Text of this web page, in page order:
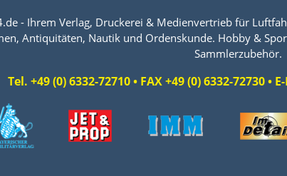
- Ihrem Verlag, Druckerei & Medienvertrieb für
Antiquitäten, Nautik und Ordenskunde. Hobby &
Sammlerzubehör.
Tel. +49 (0) 6332-72710 • FAX +49 (0) 6332-72730